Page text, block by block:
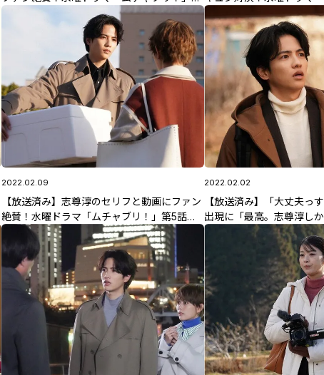
終回のあらすじも公開！
9話のあらすじも公開！
2022.02.09
【放送済み】志尊淳のセリフと動画にファン
絶賛！水曜ドラマ「ムチャブリ！」第5話の
あらすじも公開！
2022.02.02
【放送済み】「大丈夫っ
出現に「最高。志尊淳し
ン絶賛。水曜ドラマ「ム
のあらすじも公開！